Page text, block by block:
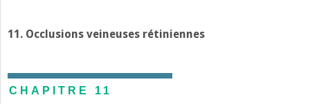
11. Occlusions veineuses rétiniennes
CHAPITRE 11